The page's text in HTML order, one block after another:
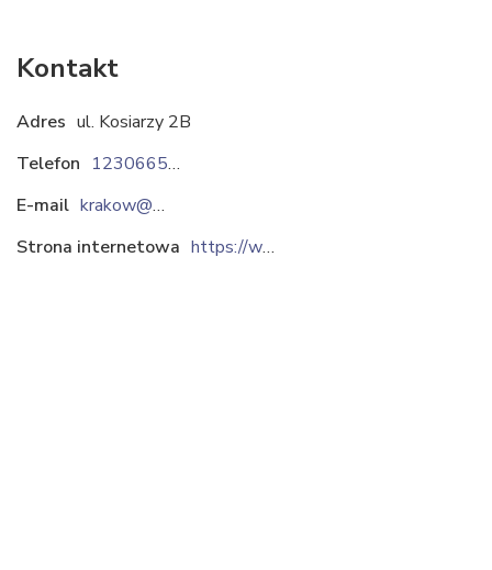
Kontakt
Adres ul. Kosiarzy 2B
Telefon
123066550
E-mail
krakow@pehamet.com.pl
Strona internetowa
https://www.pehamet.com.pl